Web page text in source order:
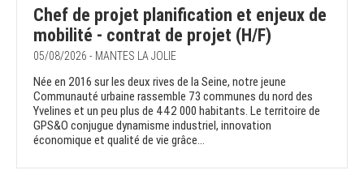
Chef de projet planification et enjeux de
mobilité - contrat de projet (H/F)
05/08/2026 - MANTES LA JOLIE
Née en 2016 sur les deux rives de la Seine, notre jeune
Communauté urbaine rassemble 73 communes du nord des
Yvelines et un peu plus de 442 000 habitants. Le territoire de
GPS&O conjugue dynamisme industriel, innovation
économique et qualité de vie grâce...